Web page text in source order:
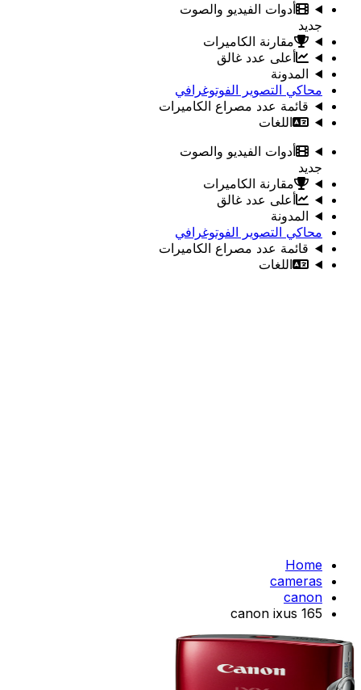
أدوات الفيديو والصوت
جديد
مقارنة الكاميرات
أعلى عدد غالق
المدونة
محاكي التصوير الفوتوغرافي
قائمة عدد مصراع الكاميرات
اللغات
أدوات الفيديو والصوت
جديد
مقارنة الكاميرات
أعلى عدد غالق
المدونة
محاكي التصوير الفوتوغرافي
قائمة عدد مصراع الكاميرات
اللغات
Home
cameras
canon
canon ixus 165